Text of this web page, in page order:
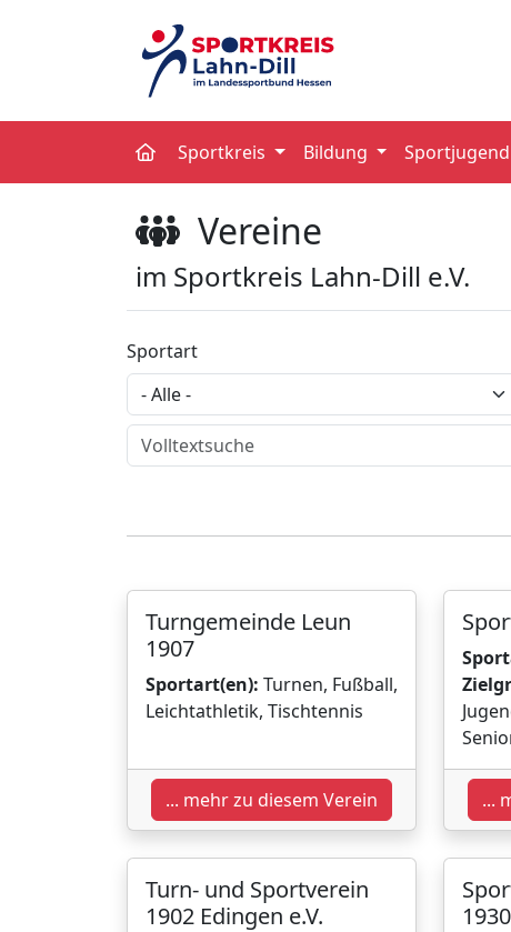
Sportkreis Bildung Sportjugend
Vereine
im Sportkreis Lahn-Dill e.V.
Sportart
Volltextsuche
Turngemeinde Leun
1907
Sportart(en): Turnen, Fußball,
Leichtathletik, Tischtennis
... mehr zu diesem Verein ...
Turn- und Sportverein
1902 Edingen e.V.